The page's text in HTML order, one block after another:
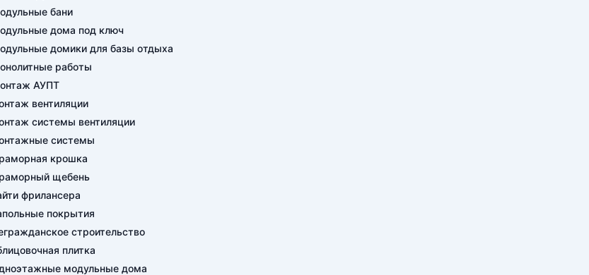
бани
дома под ключ
домики для базы отдыха
работы
АУПТ
вентиляции
системы вентиляции
системы
крошка
щебень
фрилансера
покрытия
строительство
плитка
модульные дома